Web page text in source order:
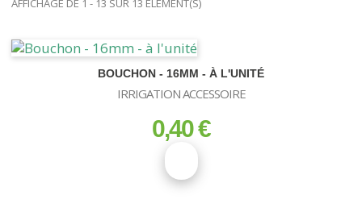
AFFICHAGE DE 1 - 13 SUR 13 ÉLÉMENT(S)
BOUCHON - 16MM - À L'UNITÉ
IRRIGATION ACCESSOIRE
prix
0,40 €